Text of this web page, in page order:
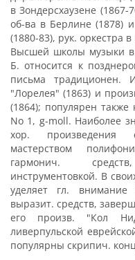
в Зондерсхаузене
об-ва в Берлине (1878)
(1880-83), рук. оркестра
Высшей школы музыки в
Б. относится к
письма традиционен.
"Лорелея" (1863) и
(1864); популярен также
No 1, g-moll. Наиболее
хор. произведения
мастерством
гармонич.
инструментовкой. В
уделяет гл. внимание
выразит. средств,
его произв. "Кол
ливерпульской
популярны скрипич.